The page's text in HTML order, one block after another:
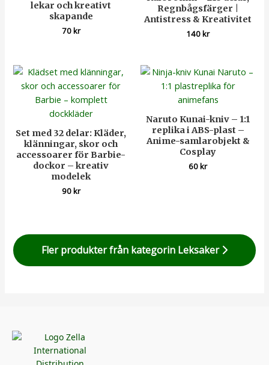
lekar och kreativt
skapande
70kr
Regnbågsfärger |
Antistress & Kreativitet
140kr
Set med 32 delar: Kläder,
klänningar, skor och
accessoarer för Barbie-
dockor – kreativ
modelek
90kr
Naruto Kunai-kniv – 1:1
replika i ABS-plast –
Anime-samlarobjekt &
Cosplay
60kr
Fler produkter från kategorin Leksaker